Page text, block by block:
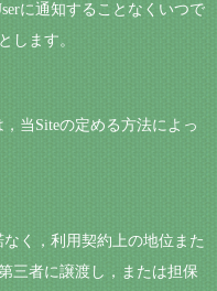
に通知することなくいつで
します。
当Siteの定める方法によっ
く，利用契約上の地位また
三者に譲渡し，または担保